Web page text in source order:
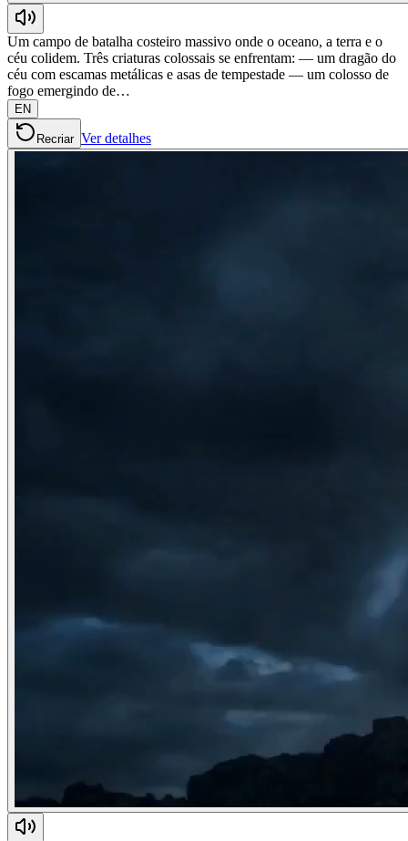
Um campo de batalha costeiro massivo onde o oceano, a terra e o
céu colidem. Três criaturas colossais se enfrentam: — um dragão do
céu com escamas metálicas e asas de tempestade — um colosso de
fogo emergindo de…
EN
Recriar Ver detalhes